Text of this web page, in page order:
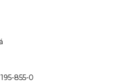
855-0